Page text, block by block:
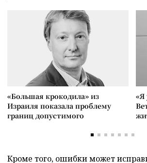
«Большая крокодила» из
Израиля показала проблему
границ допустимого
«Я
Кроме того, ошибки может